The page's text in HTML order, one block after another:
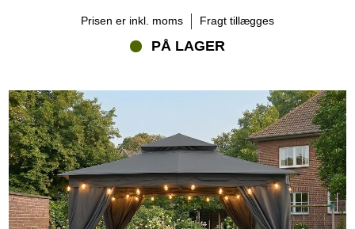
Prisen er inkl. moms Fragt tillægges
PÅ LAGER